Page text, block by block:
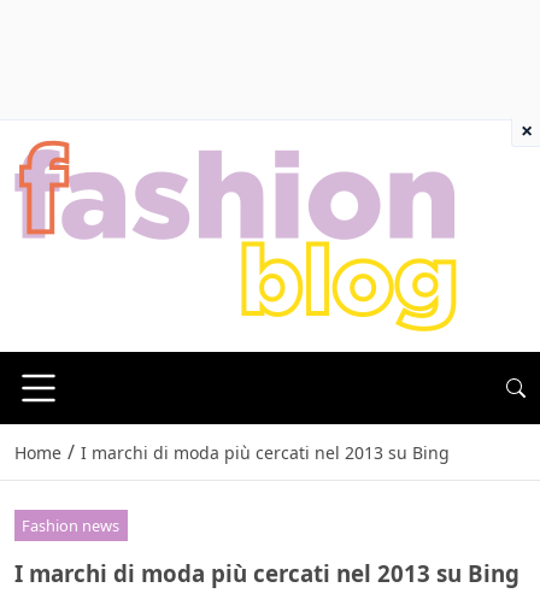
Home / I marchi di moda più cercati nel 2013 su Bing
Fashion news
I marchi di moda più cercati nel 2013 su Bing
×